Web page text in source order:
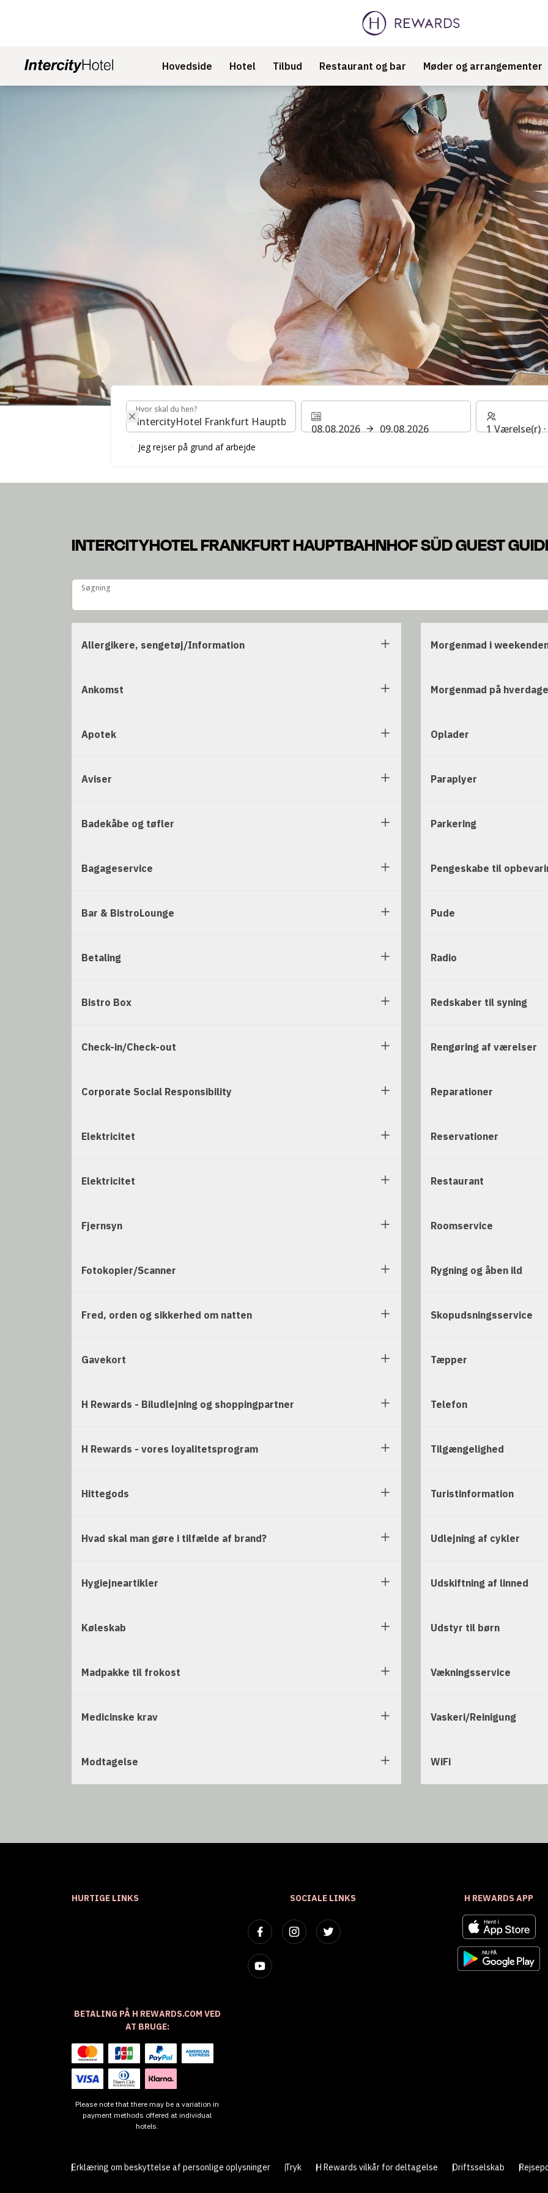
Hovedside Hotel Tilbud Restaurant og bar Møder og arrangementer
INTERCITYHOTEL FRANKFURT
SÜD GUEST GUIDE
Hvor skal du hen?
Hvor skal du hen?
08.08.2026 09.08.2026 1 Værelse(r)
Jeg rejser på grund af arbejde
INTERCITYHOTEL FRANKFURT HAUPTBAHNHOF SÜD GUEST
Søgning
Søgning
Allergikere, sengetøj/Information
Ankomst
Apotek
Aviser
Badekåbe og tøfler
Bagageservice
Bar & BistroLounge
Betaling
Bistro Box
Check-in/Check-out
Corporate Social Responsibility
Elektricitet
Elektricitet
Fjernsyn
Fotokopier/Scanner
Fred, orden og sikkerhed om natten
Gavekort
H Rewards - Biludlejning og shoppingpartner
H Rewards - vores loyalitetsprogram
Hittegods
Hvad skal man gøre i tilfælde af brand?
Hygiejneartikler
Køleskab
Madpakke til frokost
Medicinske krav
Modtagelse
Morgenmad i
Morgenmad på hverdage
Oplader
Paraplyer
Parkering
Pengeskabe til
Pude
Radio
Redskaber til syning
Rengøring af værelser
Reparationer
Reservationer
Restaurant
Roomservice
Rygning og åben ild
Skopudsningsservice
Tæpper
Telefon
Tilgængelighed
Turistinformation
Udlejning af cykler
Udskiftning af linned
Udstyr til børn
Vækningsservice
Vaskeri/Reinigung
WiFi
HURTIGE LINKS SOCIALE LINKS H REWARDS APP
BETALING PÅ H REWARDS.COM VED
AT BRUGE:
Please note that there may be a variation in
payment methods offered at individual
hotels.
Erklæring om beskyttelse af personlige oplysninger Tryk H Rewards vilkår for deltagelse Driftsselskab